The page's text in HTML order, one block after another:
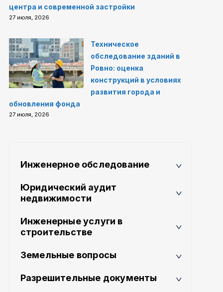
центра и современной застройки
27 июля, 2026
Техническое
обследование зданий в
Ровно: оценка
конструкций в условиях
развития города и
обновления фонда
27 июля, 2026
Инженерное обследование
Юридический аудит
недвижимости
Инженерные услуги в
строительстве
Земельные вопросы
Разрешительные документы